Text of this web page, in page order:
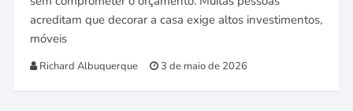
acreditam que decorar a casa exige altos investimentos,
móveis
Richard Albuquerque 3 de maio de 2026